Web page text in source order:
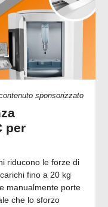
sponsorizzato
per
riducono le forze di
fino a 20 kg
manualmente porte
che lo sforzo